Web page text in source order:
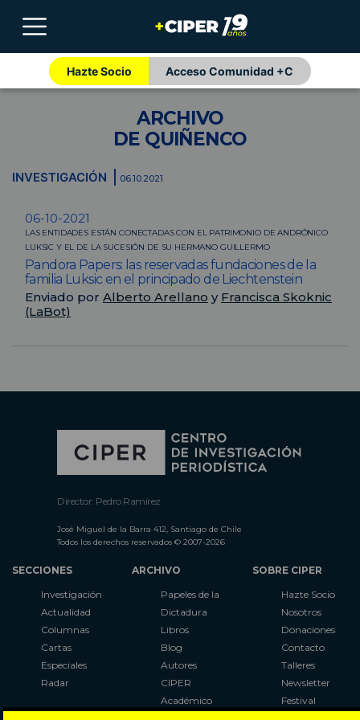
Hazte Socio Acceso Comunidad +C
ARCHIVO
DE QUIÑENCO
INVESTIGACIÓN 06.10.2021
06-10-2021
LAS ENTIDADES ESTÁN CONECTADAS CON EL PATRIMONIO DE ANDRÓNICO
LUKSIC Y EL DE LA SUCESIÓN DE SU HERMANO GUILLERMO
Pandora Papers: las reservadas fundaciones de la
familia Luksic en el principado de Liechtenstein
Enviado por Alberto Arellano y Francisca Skoknic
(LaBot)
Director: Pedro Ramírez
José Miguel de la Barra 412, Santiago de Chile
Todos los derechos reservados © 2007-2026
SECCIONES
Investigación
Actualidad
Columnas
Cartas
Especiales
Radar
ARCHIVO
Papeles de la
Dictadura
Libros
Blog
Autores
CIPER
Académico
SOBRE CIPER
Hazte Socio
Nosotros
Donaciones
Contacto
Talleres
Newsletter
Festival